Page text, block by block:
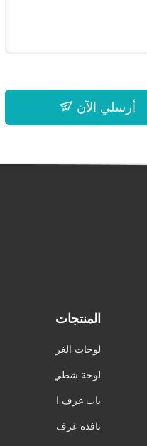
أرسلي الآن
المنتجات
لوحات الغر
ف النظيفة
لوحة شطي
رة
باب غرف ا
لأبحاث
نافذة غرف